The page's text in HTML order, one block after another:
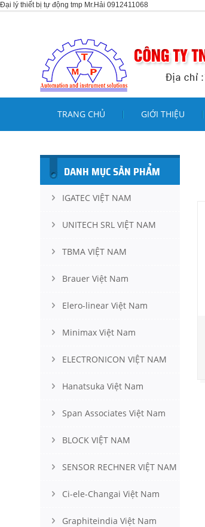
Đại lý thiết bị tự động tmp Mr.Hải 0912411068
TRANG CHỦ GIỚI THIỆU
DANH MỤC SẢN PHẨM
IGATEC VIỆT NAM
UNITECH SRL VIỆT NAM
TBMA VIỆT NAM
Brauer Việt Nam
Elero-linear Việt Nam
Minimax Việt Nam
ELECTRONICON VIỆT NAM
Hanatsuka Việt Nam
Span Associates Việt Nam
BLOCK VIỆT NAM
SENSOR RECHNER VIỆT NAM
Ci-ele-Changai Việt Nam
Graphiteindia Việt Nam